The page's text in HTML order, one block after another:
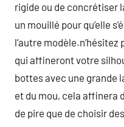
rigide ou de concrétiser
un mouillé pour qu’elle
l’autre
qui affineront votre
bottes avec une grande
et du mou, cela affinera
de pire que de choisir